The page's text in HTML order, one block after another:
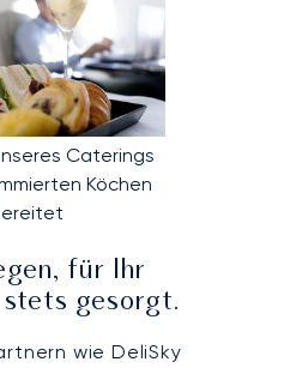
Caterings
Köchen
für Ihr
gesorgt.
wie DeliSky